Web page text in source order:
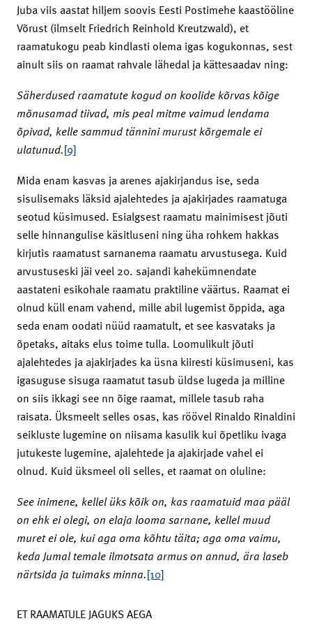
Juba viis aastat hiljem soovis Eesti Postimehe kaastööline
Võrust (ilmselt Friedrich Reinhold Kreutzwald), et
raamatukogu peab kindlasti olema igas kogukonnas, sest
ainult siis on raamat rahvale lähedal ja kättesaadav ning:
Säherdused raamatute kogud on koolide kõrvas kõige
mõnusamad tiivad, mis peal mitme vaimud lendama
õpivad, kelle sammud tännini murust kõrgemale ei
ulatunud.[9]
Mida enam kasvas ja arenes ajakirjandus ise, seda
sisulisemaks läksid ajalehtedes ja ajakirjades raamatuga
seotud küsimused. Esialgsest raamatu mainimisest jõuti
selle hinnangulise käsitluseni ning üha rohkem hakkas
kirjutis raamatust sarnanema raamatu arvustusega. Kuid
arvustuseski jäi veel 20. sajandi kahekümnendate
aastateni esikohale raamatu praktiline väärtus. Raamat ei
olnud küll enam vahend, mille abil lugemist õppida, aga
seda enam oodati nüüd raamatult, et see kasvataks ja
õpetaks, aitaks elus toime tulla. Loomulikult jõuti
ajalehtedes ja ajakirjades ka üsna kiiresti küsimuseni, kas
igasuguse sisuga raamatut tasub üldse lugeda ja milline
on siis ikkagi see nn õige raamat, millele tasub raha
raisata. Üksmeelt selles osas, kas röövel Rinaldo Rinaldini
seikluste lugemine on niisama kasulik kui õpetliku ivaga
jutukeste lugemine, ajalehtede ja ajakirjade vahel ei
olnud. Kuid üksmeel oli selles, et raamat on oluline:
See inimene, kellel üks kõik on, kas raamatuid maa pääl
on ehk ei olegi, on elaja looma sarnane, kellel muud
muret ei ole, kui aga oma kõhtu täita; aga oma vaimu,
keda Jumal temale ilmotsata armus on annud, ära laseb
närtsida ja tuimaks minna.[10]
ET RAAMATULE JAGUKS AEGA